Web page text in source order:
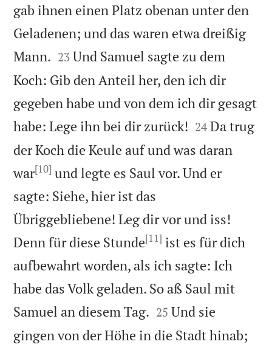
gab ihnen einen Platz obenan unter den
Geladenen; und das waren etwa dreißig
Mann. 

23 Und Samuel sagte zu dem
Koch: Gib den Anteil her, den ich dir
gegeben habe und von dem ich dir gesagt
habe: Lege ihn bei dir zurück! 

24 Da trug
der Koch die Keule auf und was daran
war[10] und legte es Saul vor. Und er
sagte: Siehe, hier ist das
Übriggebliebene! Leg dir vor und iss!
Denn für diese Stunde[11] ist es für dich
aufbewahrt worden, als ich sagte: Ich
habe das Volk geladen. So aß Saul mit
Samuel an diesem Tag. 

25 Und sie
gingen von der Höhe in die Stadt hinab;